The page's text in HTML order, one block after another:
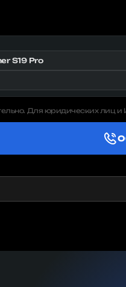
S19 Pro
Для юридических лиц и